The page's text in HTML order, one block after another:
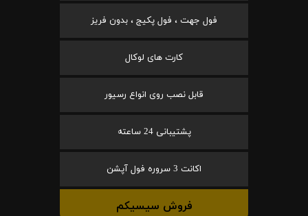
فول جهت ، فول پکیج ، بدون فریز
کارت های لوکال
قابل نصب روی انواع رسیور
پشتیبانی 24 ساعته
اکانت 3 سروره فول آپشن
فروش سیسیکم